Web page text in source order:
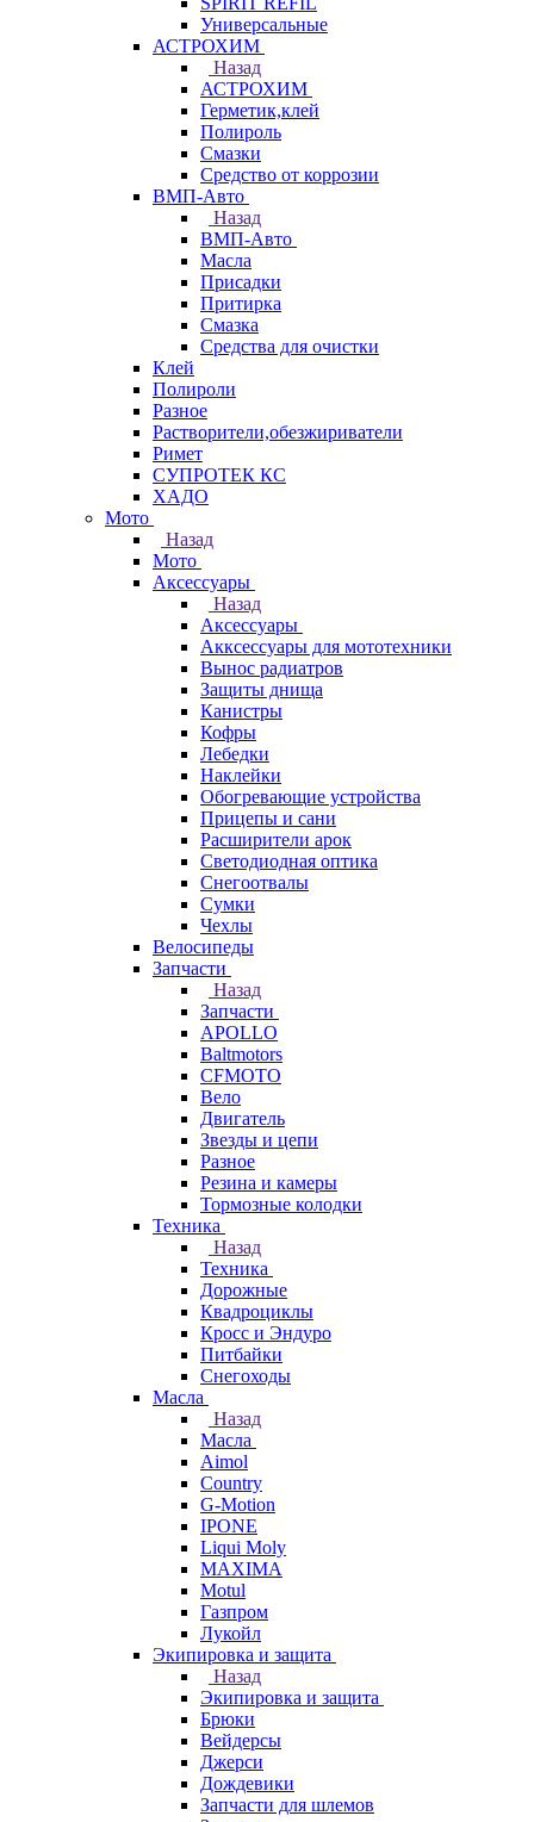
Универсальные
АСТРОХИМ
Назад
АСТРОХИМ
Герметик,клей
Полироль
Смазки
Средство от коррозии
ВМП-Авто
Назад
ВМП-Авто
Масла
Присадки
Притирка
Смазка
Средства для очистки
Клей
Полироли
Разное
Растворители,обезжириватели
Римет
СУПРОТЕК КС
ХАДО
Мото
Назад
Мото
Аксессуары
Назад
Аксессуары
Акксессуары для мототехники
Вынос радиатров
Защиты днища
Канистры
Кофры
Лебедки
Наклейки
Обогревающие устройства
Прицепы и сани
Расширители арок
Светодиодная оптика
Снегоотвалы
Сумки
Чехлы
Велосипеды
Запчасти
Назад
Запчасти
APOLLO
Baltmotors
CFMOTO
Вело
Двигатель
Звезды и цепи
Разное
Резина и камеры
Тормозные колодки
Техника
Назад
Техника
Дорожные
Квадроциклы
Кросс и Эндуро
Питбайки
Снегоходы
Масла
Назад
Масла
Aimol
Country
G-Motion
IPONE
Liqui Moly
MAXIMA
Motul
Газпром
Лукойл
Экипировка и защита
Назад
Экипировка и защита
Брюки
Вейдерсы
Джерси
Дождевики
Запчасти для шлемов